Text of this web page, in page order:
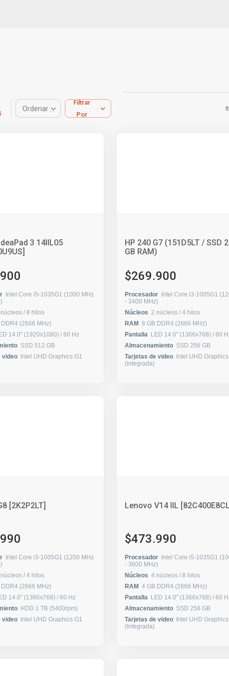
Ordenar por
Filtrar
Por
3 14IIL05
Intel Core i5-1035G1 (1000 MHz
4 núcleos / 8 hilos
DDR4 (2666 MHz)
LED 14.0" (1920x1080) / 60 Hz
SSD 512 GB
video Intel UHD Graphics G1
HP 240 G7 (151D5LT / SSD
GB RAM)
$269.900
Procesador Intel Core i3-1005G1
- 3400 MHz)
Núcleos
2 núcleos / 4 hilos
RAM 8 GB DDR4 (2666 MHz)
Pantalla
LED 14.0" (1366x768) /
Almacenamiento SSD 256 GB
Tarjetas de video Intel UHD
(Integrada)
[2K2P2LT]
Intel Core i3-1005G1 (1200 MHz
2 núcleos / 4 hilos
DDR4 (2666 MHz)
LED 14.0" (1366x768) / 60 Hz
HDD 1 TB (5400rpm)
video Intel UHD Graphics G1
Lenovo V14 IIL
$473.990
Procesador Intel Core i5-1035G1
- 3600 MHz)
Núcleos
4 núcleos / 8 hilos
RAM 4 GB DDR4 (2666 MHz)
Pantalla
LED 14.0" (1366x768) /
Almacenamiento SSD 256 GB
Tarjetas de video Intel UHD Graphics
(Integrada)